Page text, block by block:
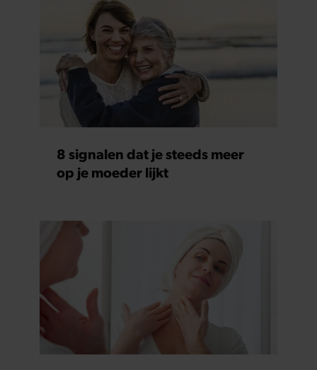
8 signalen dat je steeds meer
op je moeder lijkt